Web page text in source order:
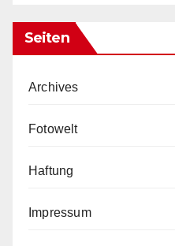
Seiten
Archives
Fotowelt
Haftung
Impressum